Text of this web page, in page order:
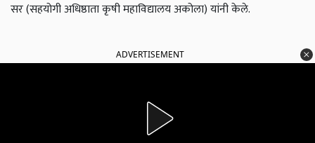
सर (सहयोगी अधिष्ठाता कृषी महाविद्यालय अकोला) यांनी केले.
ADVERTISEMENT